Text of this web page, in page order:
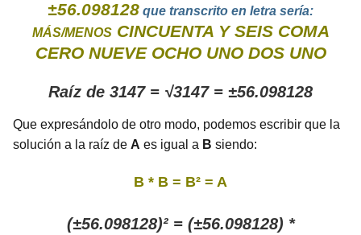
±56.098128 que transcrito en letra sería:
MÁS/MENOS CINCUENTA Y SEIS COMA
CERO NUEVE OCHO UNO DOS UNO
Raíz de 3147 = √3147 = ±56.098128
Que expresándolo de otro modo, podemos escribir que la
solución a la raíz de A es igual a B siendo:
B * B = B² = A
(±56.098128)² = (±56.098128) *